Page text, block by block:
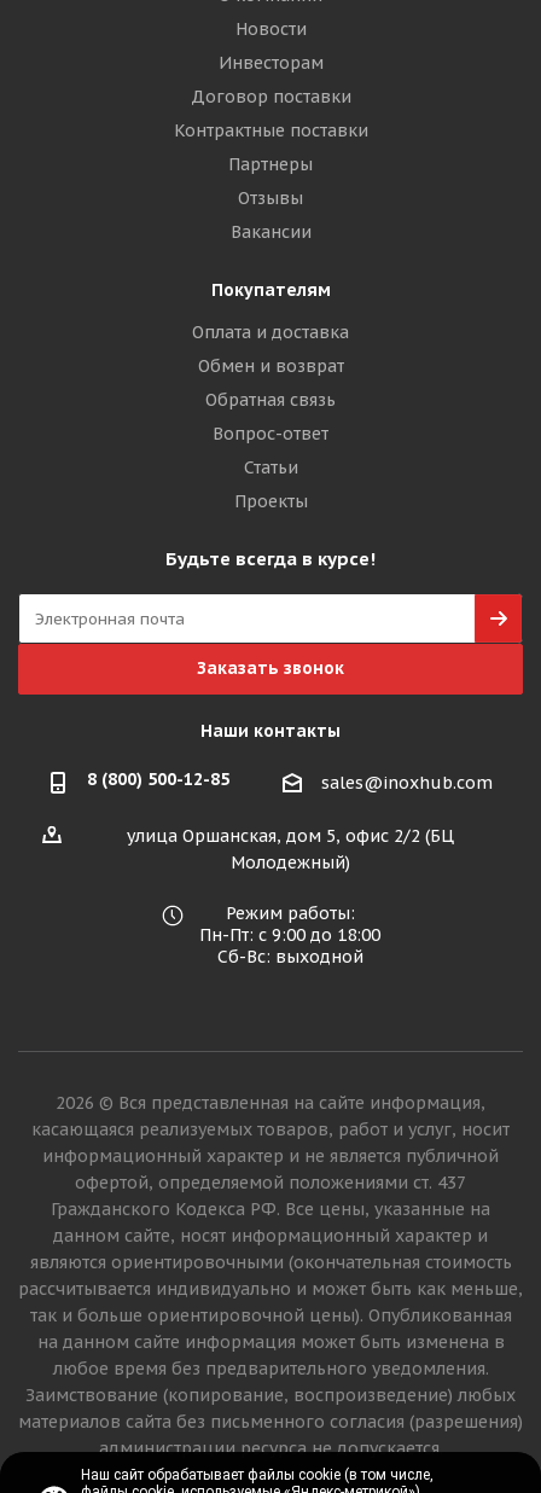
Новости
Инвесторам
Договор поставки
Контрактные поставки
Партнеры
Отзывы
Вакансии
Покупателям
Оплата и доставка
Обмен и возврат
Обратная связь
Вопрос-ответ
Статьи
Проекты
Будьте всегда в курсе!
Заказать звонок
Наши контакты
8 (800) 500-12-85 sales@inoxhub.com
улица Оршанская, дом 5, офис 2/2 (БЦ
Молодежный)
Режим работы:
Пн-Пт: с 9:00 до 18:00
Сб-Вс: выходной
2026 © Вся представленная на сайте информация,
касающаяся реализуемых товаров, работ и услуг, носит
информационный характер и не является публичной
офертой, определяемой положениями ст. 437
Гражданского Кодекса РФ. Все цены, указанные на
данном сайте, носят информационный характер и
являются ориентировочными (окончательная стоимость
рассчитывается индивидуально и может быть как меньше,
так и больше ориентировочной цены). Опубликованная
на данном сайте информация может быть изменена в
любое время без предварительного уведомления.
Заимствование (копирование, воспроизведение) любых
материалов сайта без письменного согласия (разрешения)
администрации ресурса не допускается.
Наш сайт обрабатывает файлы cookie (в том числе,
Наш сайт обрабатывает файлы cookie (в том числе,